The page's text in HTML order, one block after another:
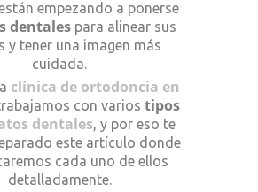
empezando a ponerse
dentales para alinear sus
y tener una imagen más
cuidada.
clínica de ortodoncia en
con varios tipos
dentales, y por eso te
este artículo donde
cada uno de ellos
detalladamente.